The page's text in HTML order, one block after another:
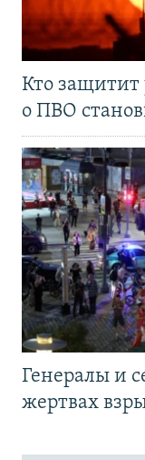
Кто защитит
о ПВО
Генералы и
жертвах